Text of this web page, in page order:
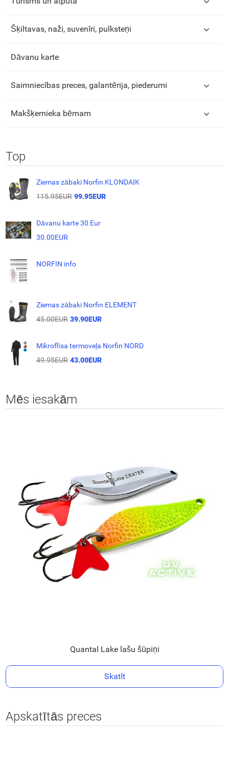
Šķiltavas, naži, suvenīri, pulksteņi
Dāvanu karte
Saimniecības preces, galantērija, piederumi
Makšķernieka bērnam
Top
Ziemas zābaki Norfin KLONDAIK
115.95EUR 99.95EUR
Dāvanu karte 30 Eur
30.00EUR
NORFIN info
Ziemas zābaki Norfin ELEMENT
45.00EUR 39.90EUR
Mikroflīsa termoveļa Norfin NORD
49.95EUR 43.00EUR
Mēs iesakām
Quantal Lake lašu šūpiņi
Skatīt
Apskatītās preces